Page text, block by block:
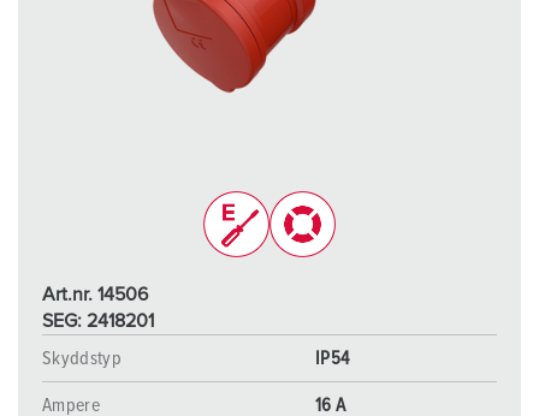
Art.nr. 14506
SEG: 2418201
Skyddstyp
IP54
Ampere 16 A